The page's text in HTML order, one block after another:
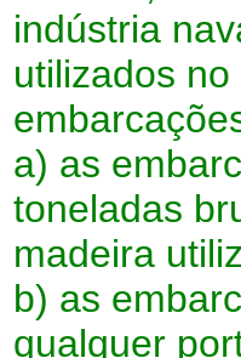
indústria
utilizados
a) as
toneladas
madeira
b) as
qualquer